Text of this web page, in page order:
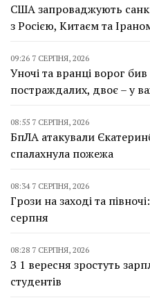
США запроваджують
з Росією, Китаєм та
09:26 7 СЕРПНЯ, 2026
Уночі та вранці ворог
постраждалих, двоє – у
08:55 7 СЕРПНЯ, 2026
БпЛА атакували
спалахнула пожежа
08:34 7 СЕРПНЯ, 2026
Грози на заході та
серпня
08:28 7 СЕРПНЯ, 2026
З 1 вересня зростуть
студентів